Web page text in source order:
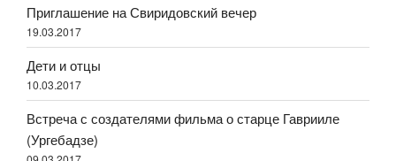
Приглашение на Свиридовский вечер
19.03.2017
Дети и отцы
10.03.2017
Встреча с создателями фильма о старце Гаврииле
(Ургебадзе)